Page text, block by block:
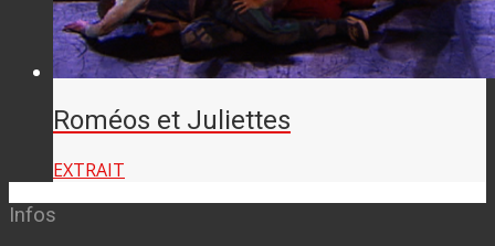
Roméos et Juliettes
EXTRAIT
Infos